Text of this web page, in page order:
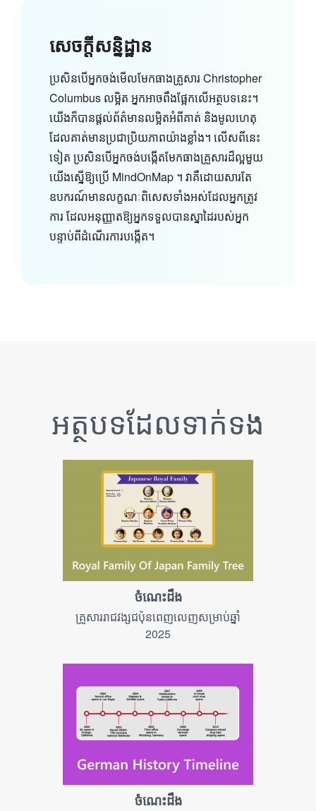
សេចក្តីសន្និដ្ឋាន
ប្រសិនបើអ្នកចង់មើលមែកធាងគ្រួសារ Christopher
Columbus លម្អិត អ្នកអាចពឹងផ្អែកលើអត្ថបទនេះ។
យើង​ក៏​បាន​ផ្តល់​ព័ត៌មាន​លម្អិត​អំពី​គាត់ និង​មូលហេតុ​
ដែល​គាត់​មាន​ប្រជាប្រិយភាព​យ៉ាង​ខ្លាំង។ លើសពីនេះ
ទៀត ប្រសិនបើអ្នកចង់បង្កើតមែកធាងគ្រួសារដ៏ល្អមួយ
យើងស្នើឱ្យប្រើ MindOnMap ។ វាគឺដោយសារតែ
ឧបករណ៍មានលក្ខណៈពិសេសទាំងអស់ដែលអ្នកត្រូវ
ការ ដែលអនុញ្ញាតឱ្យអ្នកទទួលបានស្នាដៃរបស់អ្នក
បន្ទាប់ពីដំណើរការបង្កើត។
អត្ថបទ​ដែល​ទាក់ទង
ចំណេះដឹង
គ្រួសាររាជវង្សជប៉ុនពេញលេញសម្រាប់ឆ្នាំ
2025
ចំណេះដឹង